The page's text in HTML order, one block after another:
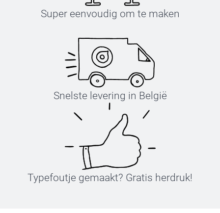
Super eenvoudig om te maken
Snelste levering in België
Typefoutje gemaakt? Gratis herdruk!